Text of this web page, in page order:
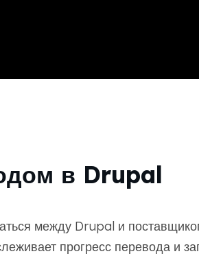
в Drupal
между Drupal и
прогресс перевода и